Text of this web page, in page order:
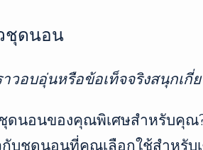
ชุดนอน
าวอบอุ่นหรือข้อเท็จจริงสนุกเ
ดนอนของคุณพิเศษสำหรับคุณ
กับชุดนอนที่คุณเลือกใช้สำหรับ